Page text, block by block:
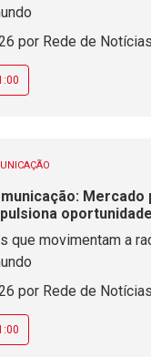
por Rede de Notícias
que movimentam a
por Rede de Notícias